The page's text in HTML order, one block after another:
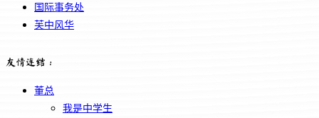
国际事务处
芙中风华
友情连结：
董总
我是中学生